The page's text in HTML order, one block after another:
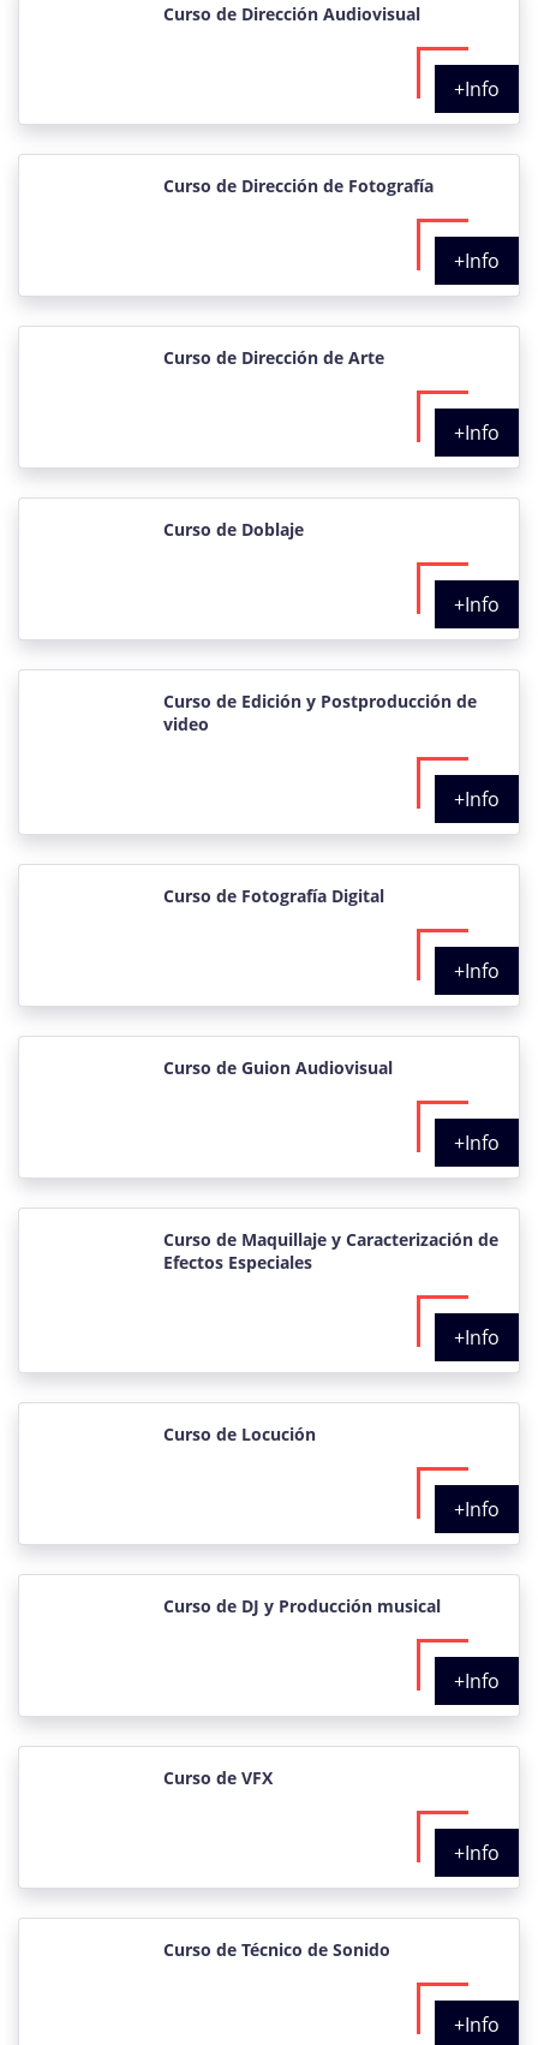
Curso de Dirección Audiovisual
+Info
Curso de Dirección de Fotografía
+Info
Curso de Dirección de Arte
+Info
Curso de Doblaje
+Info
Curso de Edición y Postproducción de
video
+Info
Curso de Fotografía Digital
+Info
Curso de Guion Audiovisual
+Info
Curso de Maquillaje y Caracterización de
Efectos Especiales
+Info
Curso de Locución
+Info
Curso de DJ y Producción musical
+Info
Curso de VFX
+Info
Curso de Técnico de Sonido
+Info